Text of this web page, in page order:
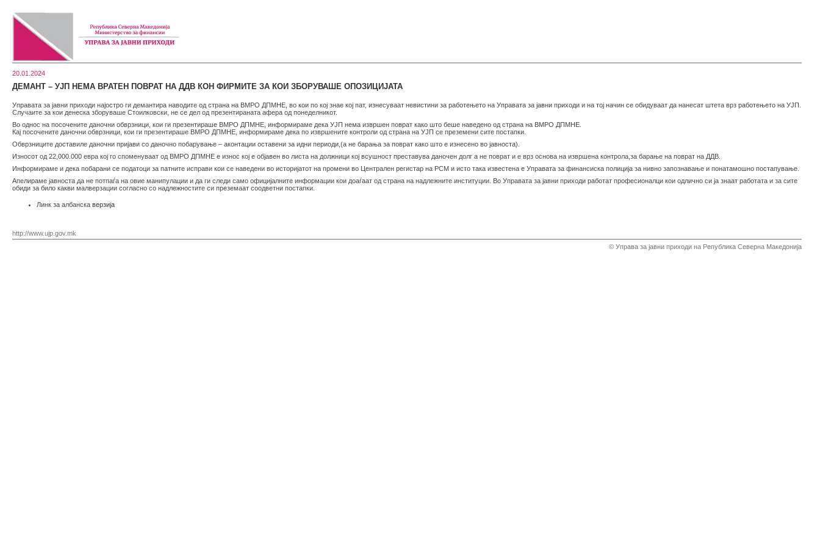
20.01.2024
ДЕМАНТ – УЈП НЕМА ВРАТЕН ПОВРАТ НА ДДВ КОН ФИРМИТЕ ЗА КОИ ЗБОРУВАШЕ ОПОЗИЦИЈАТА
Управата за јавни приходи најостро ги демантира наводите од страна на ВМРО ДПМНЕ, во кои по кој знае кој пат, изнесуваат невистини за работењето на Управата за јавни приходи и на тој начин се обидуваат да нанесат штета врз работењето на УЈП.
Случаите за кои денеска зборуваше Стоилковски, не се дел од презентираната афера од понеделникот.
Во однос на посочените даночни обврзници, кои ги презентираше ВМРО ДПМНЕ, информираме дека УЈП нема извршен поврат како што беше наведено од страна на ВМРО ДПМНЕ.
Кај посочените даночни обврзници, кои ги презентираше ВМРО ДПМНЕ, информираме дека по извршените контроли од страна на УЈП се преземени сите постапки.
Обврзниците доставиле даночни пријави со даночно побарување – аконтации оставени за идни периоди,(а не барања за поврат како што е изнесено во јавноста).
Износот од 22,000.000 евра кој го споменуваат од ВМРО ДПМНЕ е износ кој е објавен во листа на должници кој всушност преставува даночен долг а не поврат и е врз основа на извршена контрола,за барање на поврат на ДДВ.
Информираме и дека побарани се податоци за патните исправи кои се наведени во историјатот на промени во Централен регистар на РСМ и исто така известена е Управата за финансиска полиција за нивно запознавање и понатамошно постапување.
Апелираме јавноста да не потпаѓа на овие манипулации и да ги следи само официјалните информации кои доаѓаат од страна на надлежните институции. Во Управата за јавни приходи работат професионалци кои одлично си ја знаат работата и за сите
обиди за било какви малверзации согласно со надлежностите си преземаат соодветни постапки.
Линк за албанска верзијa
http://www.ujp.gov.mk
© Управа за јавни приходи на Република Северна Македонија